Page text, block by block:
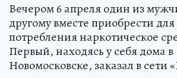
Вечером 6 апреля один из
другому вместе приобрести
потребления наркотическое
Первый, находясь у себя дома в
Новомосковске, заказал в сети